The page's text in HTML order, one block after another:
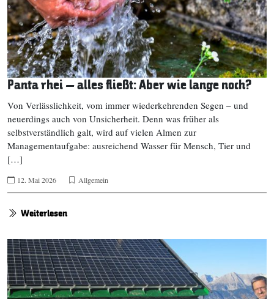
Panta rhei – alles fließt: Aber wie lange noch?
Von Verlässlichkeit, vom immer wiederkehrenden Segen – und
neuerdings auch von Unsicherheit. Denn was früher als
selbstverständlich galt, wird auf vielen Almen zur
Managementaufgabe: ausreichend Wasser für Mensch, Tier und
[…]
12. Mai 2026 Allgemein
Weiterlesen